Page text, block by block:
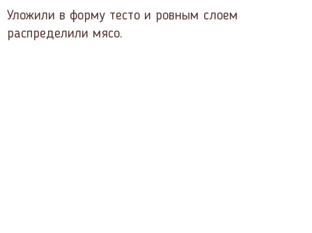
Уложили в форму тесто и ровным слоем
распределили мясо.